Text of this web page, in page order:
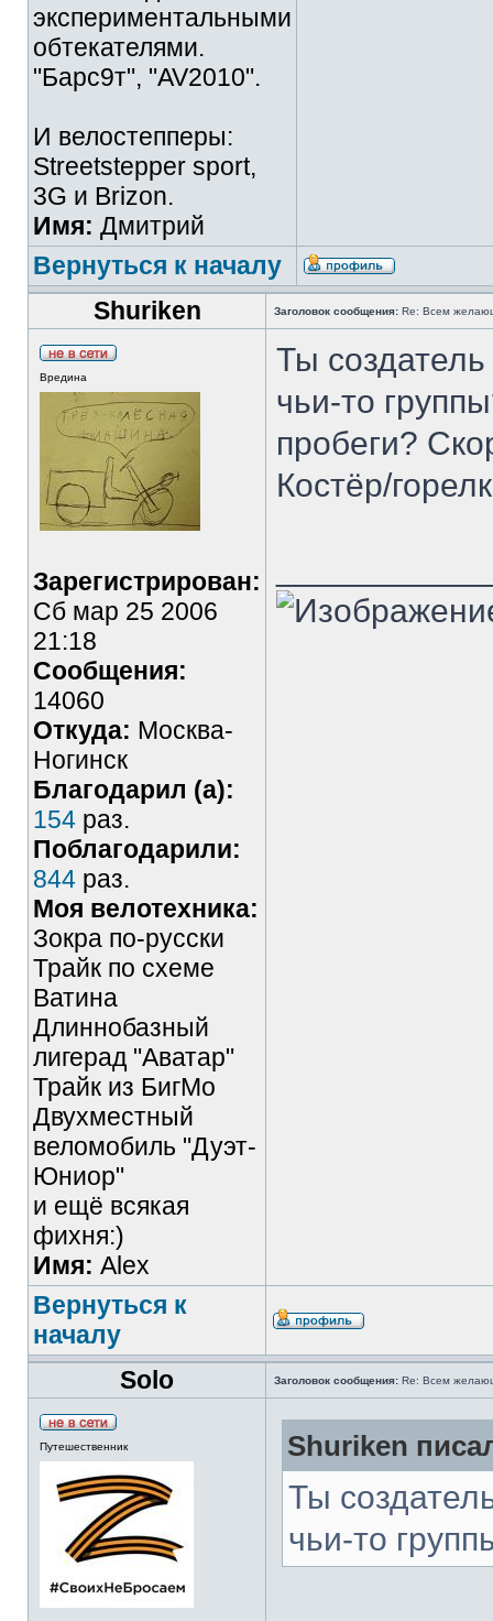
экспериментальными
обтекателями.
"Барс9т", "AV2010".
И велостепперы:
Streetstepper sport,
3G и Brizon.
Имя: Дмитрий
Вернуться к началу
Shuriken
Заголовок сообщения: Re: Всем
Вредина
Зарегистрирован:
Сб мар 25 2006
21:18
Сообщения:
14060
Откуда: Москва-
Ногинск
Благодарил (а):
154 раз.
Поблагодарили:
844 раз.
Моя велотехника:
Зокра по-русски
Трайк по схеме
Ватина
Длиннобазный
лигерад "Аватар"
Трайк из БигМо
Двухместный
веломобиль "Дуэт-
Юниор"
и ещё всякая
фихня:)
Имя: Alex
Ты
чьи-то
пробеги?
Костёр/
Вернуться к
началу
Solo
Заголовок сообщения: Re: Всем
Путешественник Shuriken
Ты
чьи-то